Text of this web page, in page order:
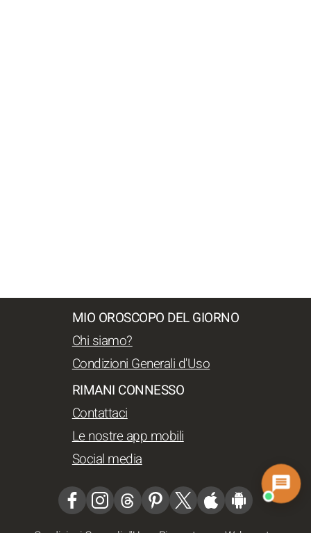
MIO OROSCOPO DEL GIORNO
Chi siamo?
Condizioni Generali d'Uso
RIMANI CONNESSO
Contattaci
Le nostre app mobili
Social media